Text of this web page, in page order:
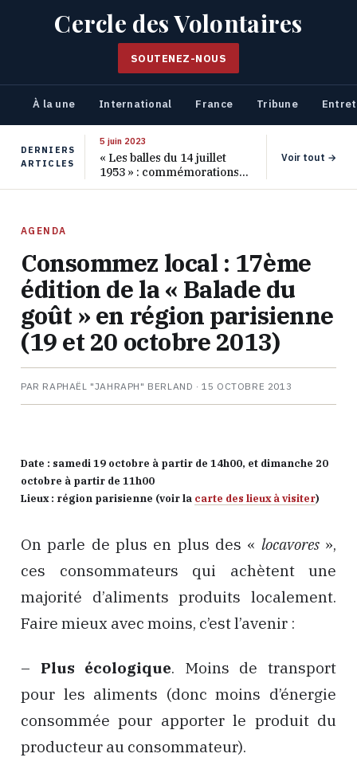
Cercle des Volontaires
SOUTENEZ-NOUS
À la une International France Tribune
DERNIERS
ARTICLES
5 juin 2023
« Les balles du 14 juillet
1953 » : commémorations
pour les 70 ans de ce
Voir tout →
AGENDA
Consommez local : 17ème
édition de la « Balade du
goût » en région parisienne
(19 et 20 octobre 2013)
PAR RAPHAËL "JAHRAPH" BERLAND ·15 OCTOBRE 2013
Date : samedi 19 octobre à partir de 14h00, et dimanche 20
octobre à partir de 11h00
Lieux : région parisienne (voir la carte des lieux à visiter)
On parle de plus en plus des « locavores»,
ces consommateurs qui achètent une
majorité d’aliments produits localement.
Faire mieux avec moins, c’est l’avenir :
– Plus écologique. Moins de transport
pour les aliments (donc moins d’énergie
consommée pour apporter le produit du
producteur au consommateur).